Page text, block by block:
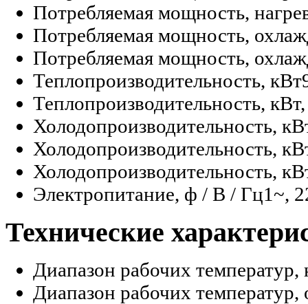
Потребляемая мощность,
Потребляемая мощность,
Потребляемая мощность,
Теплопроизводительность, кВт
Теплопроизводительность,
Холодопроизводительность,
Холодопроизводительность,
Холодопроизводительность,
Электропитание, ф / В / Гц1~,
Технические
Диапазон рабочих температур,
Диапазон рабочих температур,